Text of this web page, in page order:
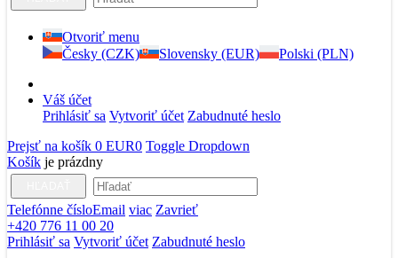
Otvoriť menu
Česky (CZK)
Slovensky (EUR) Polski (PLN)
Váš účet
Prihlásiť sa Vytvoriť účet Zabudnuté heslo
Prejsť na košík 0 EUR0 Toggle Dropdown
Košík je prázdny
Telefónne čísloEmail viac Zavrieť
+420 776 11 00 20
Prihlásiť sa Vytvoriť účet Zabudnuté heslo